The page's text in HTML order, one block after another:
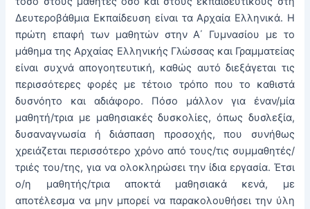
Δευτεροβάθμια Εκπαίδευση είναι τα Αρχαία Ελληνικά. Η
πρώτη επαφή των μαθητών στην Α΄ Γυμνασίου με το
μάθημα της Αρχαίας Ελληνικής Γλώσσας και Γραμματείας
είναι συχνά απογοητευτική, καθώς αυτό διεξάγεται τις
περισσότερες φορές με τέτοιο τρόπο που το καθιστά
δυσνόητο και αδιάφορο. Πόσο μάλλον για έναν/μία
μαθητή/τρια με μαθησιακές δυσκολίες, όπως δυσλεξία,
δυσαναγνωσία ή διάσπαση προσοχής, που συνήθως
χρειάζεται περισσότερο χρόνο από τους/τις συμμαθητές/
τριές του/της, για να ολοκληρώσει την ίδια εργασία. Έτσι
ο/η μαθητής/τρια αποκτά μαθησιακά κενά, με
αποτέλεσμα να μην μπορεί να παρακολουθήσει την ύλη